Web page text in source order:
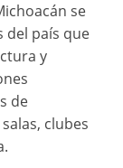
se
del país que
y
de
clubes